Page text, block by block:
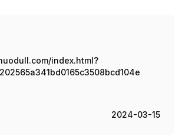
index.html?
2024-03-15